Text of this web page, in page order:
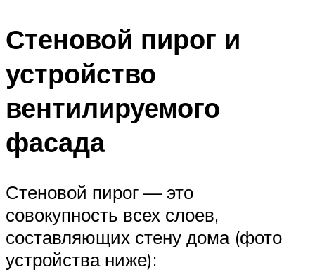
Стеновой пирог и
устройство
вентилируемого
фасада
Стеновой пирог — это
совокупность всех слоев,
составляющих стену дома (фото
устройства ниже):